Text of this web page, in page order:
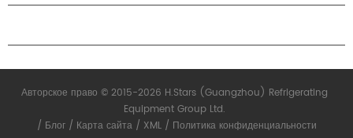
Авторское право © 2015-2026 H.Stars (Guangzhou) Refrigerating
Equipment Group Ltd.
/ Блог/ Карта сайта/ XML/ Политика конфиденциальности